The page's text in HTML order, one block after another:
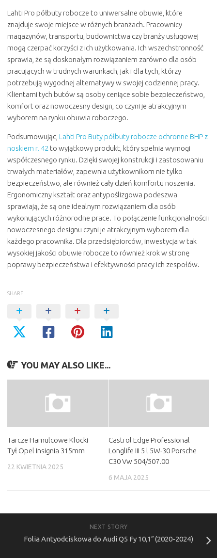
Lahti Pro półbuty robocze to uniwersalne obuwie, które
znajduje swoje miejsce w różnych branżach. Pracownicy
magazynów, transportu, budownictwa czy branży usługowej
mogą czerpać korzyści z ich użytkowania. Ich wszechstronność
sprawia, że są doskonałym rozwiązaniem zarówno dla osób
pracujących w trudnych warunkach, jak i dla tych, którzy
potrzebują wygodnej alternatywy w swojej codziennej pracy.
Klientami tych butów są osoby ceniące sobie bezpieczeństwo,
komfort oraz nowoczesny design, co czyni je atrakcyjnym
wyborem na rynku obuwia roboczego.
Podsumowując, Lahti Pro Buty półbuty robocze ochronne BHP z
noskiem r. 42 to wyjątkowy produkt, który spełnia wymogi
współczesnego rynku. Dzięki swojej konstrukcji i zastosowaniu
trwałych materiałów, zapewnia użytkownikom nie tylko
bezpieczeństwo, ale również cały dzień komfortu noszenia.
Ergonomiczny kształt oraz antypoślizgowa podeszwa
sprawiają, że są one idealnym rozwiązaniem dla osób
wykonujących różnorodne prace. To połączenie funkcjonalności i
nowoczesnego designu czyni je atrakcyjnym wyborem dla
każdego pracownika. Dla przedsiębiorców, inwestycja w tak
wysokiej jakości obuwie robocze to również krok w stronę
poprawy bezpieczeństwa i efektywności pracy ich zespołów.
SHARE
YOU MAY ALSO LIKE...
Tarcze Hamulcowe Klocki
Tył Opel Insignia 315mm
22 KWIETNIA 2025
Castrol Edge Professional
Longlife III 5 l 5W-30 Porsche
C30 Vw 504/507.00
6 MAJA 2025
NEXT STORY
Folia Antyodciskowa do Audi Q5 Fy 10,1″ (2020-2024)